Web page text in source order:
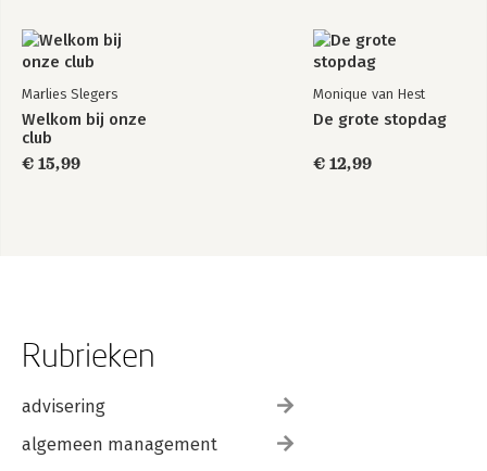
Marlies Slegers
Welkom bij onze
club
€ 15,99
Monique van Hest
De grote stopdag
€ 12,99
Rubrieken
advisering
algemeen management